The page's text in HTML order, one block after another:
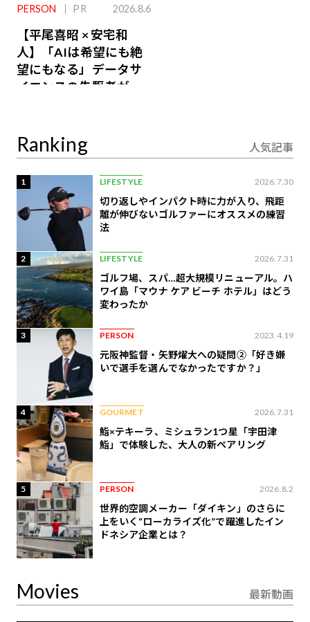
PERSON PR 2026.8.6
【平尾喜昭 × 安宅和
人】「AIは希望にも絶
望にもなる」データサ
イエンスの先駆者が語
Ranking 人気記事
1 LIFESTYLE 2026.7.30
切り返しやインパクト時に力が入り、飛距
離が伸びないゴルファーにオススメの練習
法
2 LIFESTYLE 2026.7.31
ゴルフ場、スパ…超大規模リニューアル。ハ
ワイ島「マウナ ケア ビーチ ホテル」はどう
変わったか
3 PERSON 2023.4.19
元阪神監督・矢野燿大への疑問②「好き嫌
いで選手を選んでなかったですか？」
4 GOURMET 2026.7.31
鮨×テキーラ、ミシュラン1つ星「宇田津
鮨」で体験した、大人の新ペアリング
5 PERSON 2026.8.2
世界的空調メーカー「ダイキン」のさらに
上をいく“ローカライズ化”で躍進したイン
ドネシア企業とは？
Movies 最新動画